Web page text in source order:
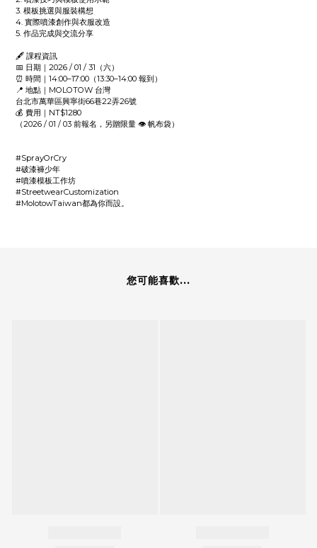
3. 模板挑選與服裝構想
4. 實際噴漆創作與衣服改造
5. 作品完成與交流分享
🖋️ 課程資訊
📅 日期｜2026 / 01 / 31（六）
⏰ 時間｜14:00–17:00（13:30–14:00 報到）
📍 地點｜MOLOTOW 台灣
台北市萬華區興寧街66巷22弄26號
💰 費用｜NT$1280
（2026 / 01 / 03 前報名，另贈限量 👁️ 帆布袋）
#SprayOrCry
#破漆褲少年
#噴漆模板工作坊
#StreetwearCustomization
#MolotowTaiwan都為你而設。
您可能喜歡...